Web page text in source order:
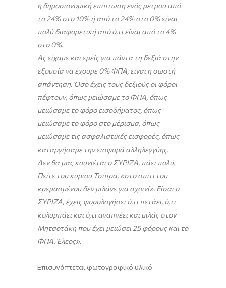
η δημοσιονομική επίπτωση ενός μέτρου από
το 24% στο 10% ή από το 24% στο 0% είναι
πολύ διαφορετική από ό,τι είναι από το 4%
στο 0%.
Ας είχαμε και εμείς για πάντα τη δεξιά στην
εξουσία να έχουμε 0% ΦΠΑ, είναι η σωστή
απάντηση. Όσο έχεις τους δεξιούς οι φόροι
πέφτουν, όπως μειώσαμε το ΦΠΑ, όπως
μειώσαμε το φόρο εισοδήματος, όπως
μειώσαμε το φόρο στο μέρισμα, όπως
μειώσαμε τις ασφαλιστικές εισφορές, όπως
καταργήσαμε την εισφορά αλληλεγγύης.
Δεν θα μας κουνιέται ο ΣΥΡΙΖΑ, πάει πολύ.
Πείτε του κυρίου Τσίπρα, «στο σπίτι του
κρεμασμένου δεν μιλάνε για σχοινί». Είσαι ο
ΣΥΡΙΖΑ, έχεις φορολογήσει ό,τι πετάει, ό,τι
κολυμπάει και ό,τι αναπνέει και μιλάς στον
Μητσοτάκη που έχει μειώσει 25 φόρους και το
ΦΠΑ. Έλεος».
Επισυνάπτεται φωτογραφικό υλικό